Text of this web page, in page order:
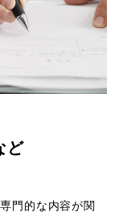
ど
門的な内容が関